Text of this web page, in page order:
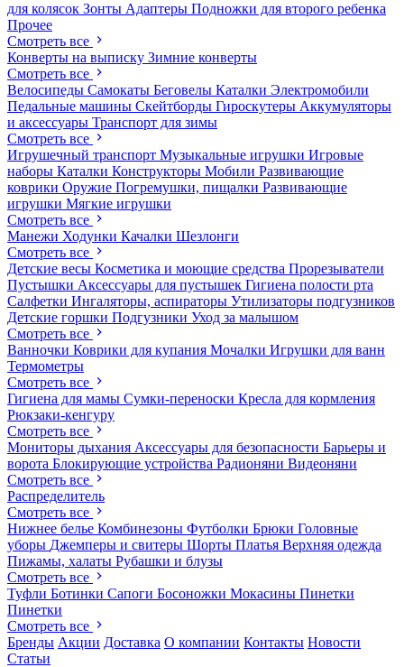
для колясок Зонты Адаптеры Подножки для второго ребенка
Прочее
Смотреть все
Конверты на выписку Зимние конверты
Смотреть все
Велосипеды Самокаты Беговелы Каталки Электромобили
Педальные машины Скейтборды Гироскутеры Аккумуляторы
и аксессуары Транспорт для зимы
Смотреть все
Игрушечный транспорт Музыкальные игрушки Игровые
наборы Каталки Конструкторы Мобили Развивающие
коврики Оружие Погремушки, пищалки Развивающие
игрушки Мягкие игрушки
Смотреть все
Манежи Ходунки Качалки Шезлонги
Смотреть все
Детские весы Косметика и моющие средства Прорезыватели
Пустышки Аксессуары для пустышек Гигиена полости рта
Салфетки Ингаляторы, аспираторы Утилизаторы подгузников
Детские горшки Подгузники Уход за малышом
Смотреть все
Ванночки Коврики для купания Мочалки Игрушки для ванн
Термометры
Смотреть все
Гигиена для мамы Сумки-переноски Кресла для кормления
Рюкзаки-кенгуру
Смотреть все
Мониторы дыхания Аксессуары для безопасности Барьеры и
ворота Блокирующие устройства Радионяни Видеоняни
Смотреть все
Распределитель
Смотреть все
Нижнее белье Комбинезоны Футболки Брюки Головные
уборы Джемперы и свитеры Шорты Платья Верхняя одежда
Пижамы, халаты Рубашки и блузы
Смотреть все
Туфли Ботинки Сапоги Босоножки Мокасины Пинетки
Пинетки
Смотреть все
Бренды Акции Доставка О компании Контакты Новости
Статьи